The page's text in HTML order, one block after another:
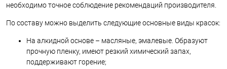
необходимо точное соблюдение рекомендаций производителя.
По составу можно выделить следующие основные виды красок:
На алкидной основе – масляные, эмалевые. Образуют
прочную пленку, имеют резкий химический запах,
поддерживают горение;